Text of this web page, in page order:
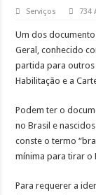
Serviços 734
Um dos
Geral, conhecido
partida para outros
Habilitação e a
Podem ter o
no Brasil e
conste o termo
mínima para tirar o
Para requerer a